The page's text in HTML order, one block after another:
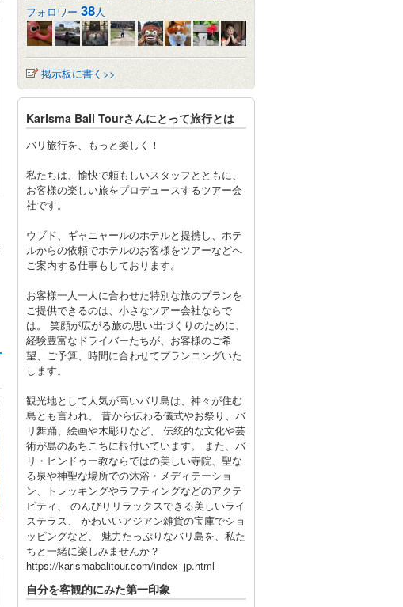
フォロワー 38人
掲示板に書く>>
Karisma Bali Tourさんにとって旅行とは
バリ旅行を、もっと楽しく！
私たちは、愉快で頼もしいスタッフとともに、
お客様の楽しい旅をプロデュースするツアー会
社です。
ウブド、ギャニャールのホテルと提携し、ホテ
ルからの依頼でホテルのお客様をツアーなどへ
ご案内する仕事もしております。
お客様一人一人に合わせた特別な旅のプランを
ご提供できるのは、小さなツアー会社ならで
は。 笑顔が広がる旅の思い出づくりのために、
経験豊富なドライバーたちが、お客様のご希
望、ご予算、時間に合わせてプランニングいた
します。
観光地として人気が高いバリ島は、神々が住む
島とも言われ、 昔から伝わる儀式やお祭り、バ
リ舞踊、絵画や木彫りなど、 伝統的な文化や芸
術が島のあちこちに根付いています。 また、バ
リ・ヒンドゥー教ならではの美しい寺院、聖な
る泉や神聖な場所での沐浴・メディテーショ
ン、トレッキングやラフティングなどのアクテ
ビティ、 のんびりリラックスできる美しいライ
ステラス、 かわいいアジアン雑貨の宝庫でショ
ッピングなど、 魅力たっぷりなバリ島を、私た
ちと一緒に楽しみませんか？
https://karismabalitour.com/index_jp.html
自分を客観的にみた第一印象